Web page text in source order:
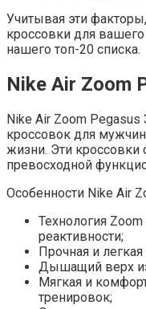
Учитывая эти
кроссовки для
нашего топ-20 списка.
Nike Air Zoom
Nike Air Zoom
кроссовок для
жизни. Эти кроссовки
превосходной
Особенности Nike Air
Технология
реактивности;
Прочная и
Дышащий верх из
Мягкая и
тренировок;